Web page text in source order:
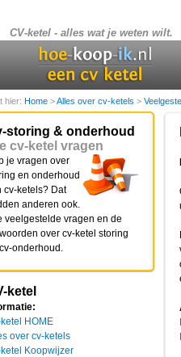
CV-ketel - alles wat je weten wilt.
hier: Home >Alles over cv-ketels >
storing & onderhoud
cv-ketel vragen
je vragen over
en onderhoud
cv-ketels? Dat
anderen ook.
veelgestelde vragen en de
over cv-ketel storing
onderhoud.
ketel
HOME
over cv-ketels
Koopwijzer